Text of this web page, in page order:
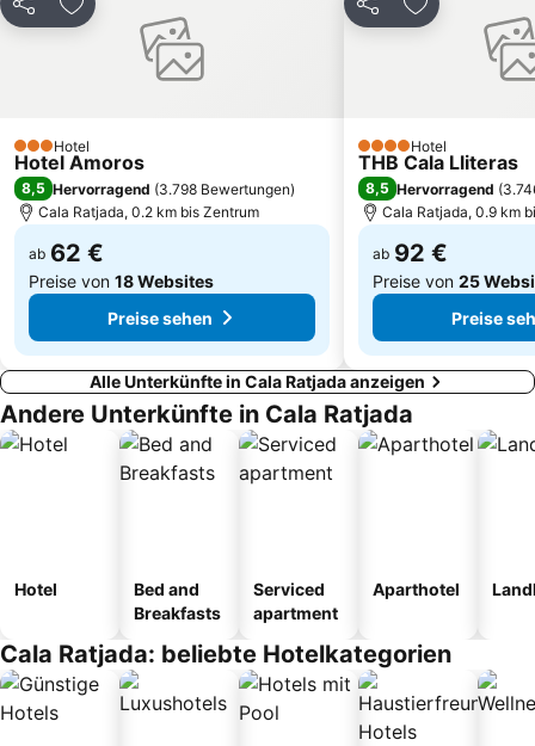
Caló de ses Egos
Port Esportiu Can Picafort
Puerto Deportivo Marina de Cala d'Or
Platja des Morer Vermell
Teilen Zu Favoriten hinzufügen
3 Sterne
Hotel
Hotel Amoros
8,5 Hervorragend (3.798 Bewertungen)
Cala Ratjada, 0.2 km bis Zentrum
ab 62 €
Preise von 18 Websites
Preise sehen
Teilen Zu Favoriten
4 SterneHotel
THB Cala Lliteras
8,5 Hervorragend (
Cala Ratjada, 0.9 km
ab 92 €
Preise von 25
Preise
Alle Unterkünfte in Cala Ratjada anzeigen
Andere Unterkünfte in Cala Ratjada
Hotel
Bed and
Breakfasts
Serviced
apartment
Aparthotel
Cala Ratjada: beliebte Hotelkategorien